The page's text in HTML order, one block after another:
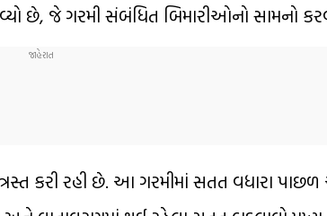
છે, જે ગરમી સંબંધિત બિમારીઓનો સામનો
કરી રહી છે. આ ગરમીમાં સતત વધારા